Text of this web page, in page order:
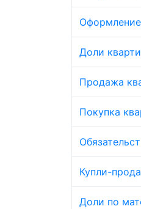
Доли
Продажа
Покупка
Купли-
Доли по